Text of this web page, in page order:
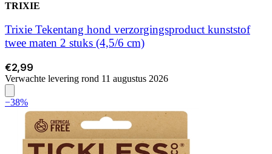
TRIXIE
Trixie Tekentang hond verzorgingsproduct kunststof
twee maten 2 stuks (4,5/6 cm)
€2,99
Verwachte levering rond 11 augustus 2026
−38%